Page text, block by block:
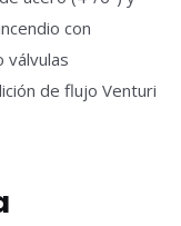
con
válvulas
de flujo Venturi